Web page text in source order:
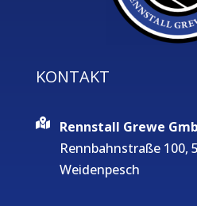
KONTAKT
Rennstall Grewe
Rennbahnstraße 100,
Weidenpesch